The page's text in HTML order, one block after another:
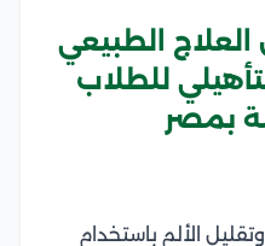
الطبيعي
للطلاب
بمصر
الألم باستخدام